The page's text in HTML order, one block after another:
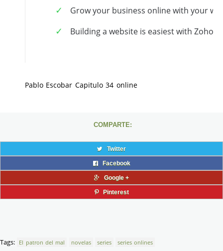
Pablo Escobar Capitulo 34 online
COMPARTE:
Twitter
Facebook
Google +
Pinterest
Tags: El patron del mal novelas series series onlines